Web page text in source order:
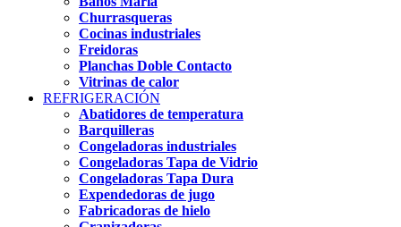
Churrasqueras
Cocinas industriales
Freidoras
Planchas Doble Contacto
Vitrinas de calor
REFRIGERACIÓN
Abatidores de temperatura
Barquilleras
Congeladoras industriales
Congeladoras Tapa de Vidrio
Congeladoras Tapa Dura
Expendedoras de jugo
Fabricadoras de hielo